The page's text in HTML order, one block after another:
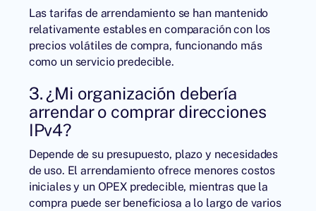
Las tarifas de arrendamiento se han mantenido
relativamente estables en comparación con los
precios volátiles de compra, funcionando más
como un servicio predecible.
3. ¿Mi organización debería
arrendar o comprar direcciones
IPv4?
Depende de su presupuesto, plazo y necesidades
de uso. El arrendamiento ofrece menores costos
iniciales y un OPEX predecible, mientras que la
compra puede ser beneficiosa a lo largo de varios